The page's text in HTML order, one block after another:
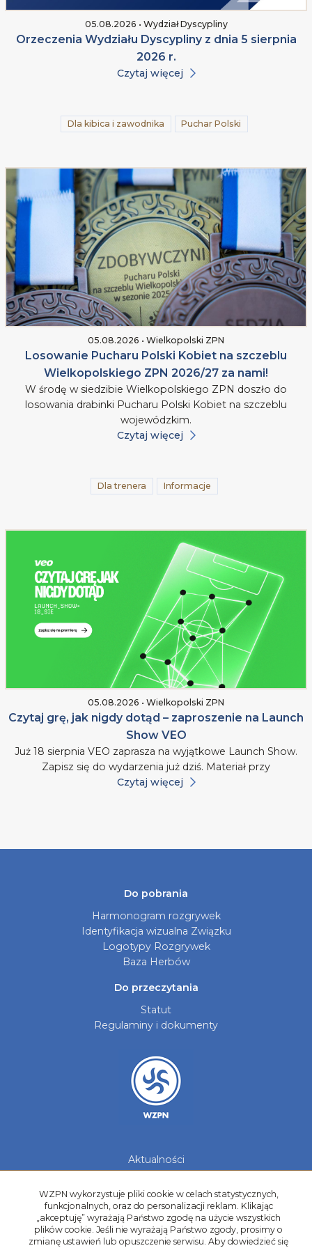
05.08.2026 • Wydział Dyscypliny
Orzeczenia Wydziału Dyscypliny z dnia 5 sierpnia
2026 r.
Czytaj więcej
Dla kibica i zawodnika Puchar Polski
05.08.2026 • Wielkopolski ZPN
Losowanie Pucharu Polski Kobiet na szczeblu
Wielkopolskiego ZPN 2026/27 za nami!
W środę w siedzibie Wielkopolskiego ZPN doszło do
losowania drabinki Pucharu Polski Kobiet na szczeblu
wojewódzkim.
Czytaj więcej
Dla trenera Informacje
05.08.2026 • Wielkopolski ZPN
Czytaj grę, jak nigdy dotąd – zaproszenie na Launch
Show VEO
Już 18 sierpnia VEO zaprasza na wyjątkowe Launch Show.
Zapisz się do wydarzenia już dziś. Materiał przy
Czytaj więcej
Do pobrania
Harmonogram rozgrywek
Identyfikacja wizualna Związku
Logotypy Rozgrywek
Baza Herbów
Do przeczytania
Statut
Regulaminy i dokumenty
Aktualności
Galerie zdjęć
Kontakt
Kadry Regionów
Program Grantowy
WZPN wykorzystuje pliki cookie w celach statystycznych,
funkcjonalnych, oraz do personalizacji reklam. Klikając
„akceptuję” wyrażają Państwo zgodę na użycie wszystkich
plików cookie. Jeśli nie wyrażają Państwo zgody, prosimy o
zmianę ustawień lub opuszczenie serwisu. Aby dowiedzieć się